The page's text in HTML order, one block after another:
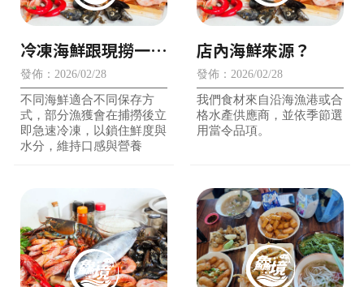
冷凍海鮮跟現撈一樣
新鮮嗎？
發佈：2026/02/28
不同海鮮適合不同保存方
式，部分漁獲會在捕撈後立
即急速冷凍，以鎖住鮮度與
水分，維持口感與營養
店內海鮮來源？
發佈：2026/02/28
我們食材來自沿海漁港或合
格水產供應商，並依季節選
用當令品項。